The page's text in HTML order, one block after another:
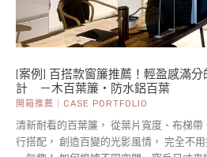
[案例] 百搭款窗簾推薦！輕盈感滿
計 －木百葉簾・防水鋁百葉
開箱推薦｜CASE PORTFOLIO
清新耐看的百葉簾， 從葉片寬度、布梯
行搭配， 創造百變的光影風情， 完全不